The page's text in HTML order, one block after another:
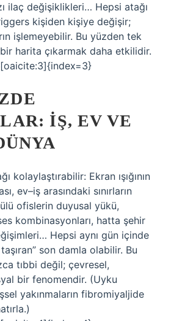
ilaç değişiklikleri… Hepsi atağı
kişiden kişiye değişir;
işlemeyebilir. Bu yüzden tek
harita çıkarmak daha etkilidir.
İŞ, EV VE
kolaylaştırabilir: Ekran ışığının
ev–iş arasındaki sınırların
ofislerin duyusal yükü,
kombinasyonları, hatta şehir
Hepsi aynı gün içinde
son damla olabilir. Bu
tıbbi değil; çevresel,
bir fenomendir. (Uyku
yakınmaların fibromiyaljide